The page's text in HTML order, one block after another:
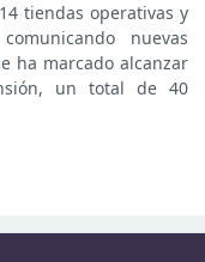
tiendas operativas y
nuevas
ha marcado alcanzar
un total de 40